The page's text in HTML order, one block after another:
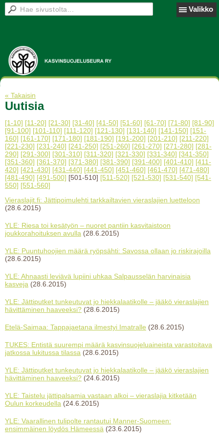
Valikko
« Takaisin
Uutisia
[1-10] [11-20] [21-30] [31-40] [41-50] [51-60] [61-70] [71-80] [81-90]
[91-100] [101-110] [111-120] [121-130] [131-140] [141-150] [151-
160] [161-170] [171-180] [181-190] [191-200] [201-210] [211-220]
[221-230] [231-240] [241-250] [251-260] [261-270] [271-280] [281-
290] [291-300] [301-310] [311-320] [321-330] [331-340] [341-350]
[351-360] [361-370] [371-380] [381-390] [391-400] [401-410] [411-
420] [421-430] [431-440] [441-450] [451-460] [461-470] [471-480]
[481-490] [491-500] [501-510] [511-520] [521-530] [531-540] [541-
550] [551-560]
Vieraslajit.fi: Jättipoimulehti tarkkailtavien vieraslajien luetteloon
(28.6.2015)
YLE: Riesa toi kesätyön – nuoret pantiin kasvitaistoon
joukkorahoituksen avulla (28.6.2015)
YLE: Puuntuhoojien määrä ryöpsähti: Savossa ollaan jo riskirajoilla
(28.6.2015)
YLE: Ahnaasti leviävä lupiini uhkaa Salpausselän harvinaisia
kasveja (28.6.2015)
YLE: Jättiputket tunkeutuvat jo hiekkalaatikolle – jääkö vieraslajien
hävittäminen haaveeksi? (28.6.2015)
Etelä-Saimaa: Tappajaetana ilmestyi Imatralle (28.6.2015)
TUKES: Entistä suurempi määrä kasvinsuojeluaineista varastoitava
jatkossa lukitussa tilassa (28.6.2015)
YLE: Jättiputket tunkeutuvat jo hiekkalaatikolle – jääkö vieraslajien
hävittäminen haaveeksi? (24.6.2015)
YLE: Taistelu jättipalsamia vastaan alkoi – vieraslajia kitketään
Oulun korkeudella (24.6.2015)
YLE: Vaarallinen tulipolte rantautui Manner-Suomeen:
ensimmäinen löydös Hämeessä (23.6.2015)